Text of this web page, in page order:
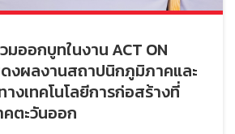
ออกบูทในงาน ACT ON
งผลงานสถาปนิกภูมิภาคและ
งเทคโนโลยีการก่อสร้างที่
ตะวันออก